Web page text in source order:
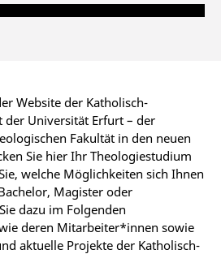
Website der Katholisch-
der Universität Erfurt – der
Fakultät in den neuen
Sie hier Ihr Theologiestudium
welche Möglichkeiten sich Ihnen
Magister oder
dazu im Folgenden
deren Mitarbeiter*innen sowie
aktuelle Projekte der Katholisch-